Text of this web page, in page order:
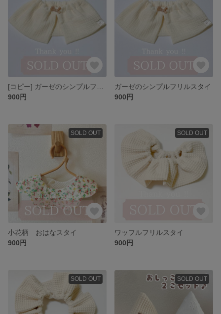
900円
ガーゼのシンプルフリルスタイ
900円
SOLD OUT
小花柄 おはなスタイ
900円
SOLD OUT
ワッフルフリルスタイ
900円
SOLD OUT SOLD OUT